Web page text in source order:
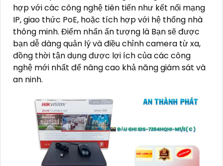
hợp với các công nghệ tiên tiến như kết nối mạng
IP, giao thức PoE, hoặc tích hợp với hệ thống nhà
thông minh. Điểm nhấn ấn tượng là Bạn sẽ được
bạn dễ dàng quản lý và điều chỉnh camera từ xa,
đồng thời tận dụng được lợi ích của các công
nghệ mới nhất để nâng cao khả năng giám sát và
an ninh.